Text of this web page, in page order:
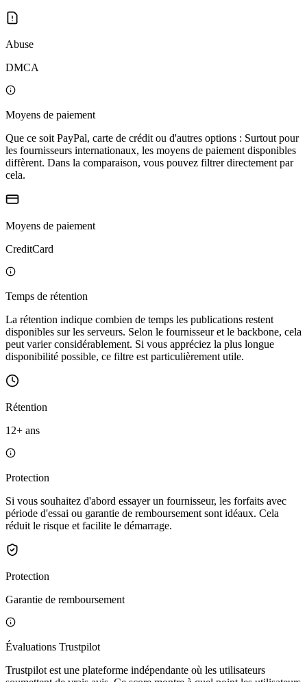
Abuse
DMCA
Moyens de paiement
Que ce soit PayPal, carte de crédit ou d'autres options : Surtout pour
les fournisseurs internationaux, les moyens de paiement disponibles
diffèrent. Dans la comparaison, vous pouvez filtrer directement par
cela.
Moyens de paiement
CreditCard
Temps de rétention
La rétention indique combien de temps les publications restent
disponibles sur les serveurs. Selon le fournisseur et le backbone, cela
peut varier considérablement. Si vous appréciez la plus longue
disponibilité possible, ce filtre est particulièrement utile.
Rétention
12+ ans
Protection
Si vous souhaitez d'abord essayer un fournisseur, les forfaits avec
période d'essai ou garantie de remboursement sont idéaux. Cela
réduit le risque et facilite le démarrage.
Protection
Garantie de remboursement
Évaluations Trustpilot
Trustpilot est une plateforme indépendante où les utilisateurs